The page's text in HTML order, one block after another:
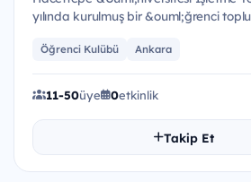
yılında kurulmuş bir &ouml;ğrenci
Öğrenci Kulübü Ankara
11-50üye 0etkinlik
Takip Et